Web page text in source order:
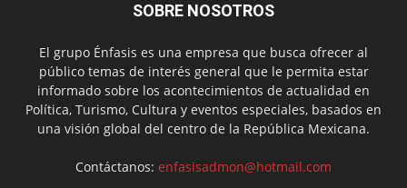
SOBRE NOSOTROS
El grupo Énfasis es una empresa que busca ofrecer al
público temas de interés general que le permita estar
informado sobre los acontecimientos de actualidad en
Política, Turismo, Cultura y eventos especiales, basados en
una visión global del centro de la República Mexicana.
Contáctanos: enfasisadmon@hotmail.com